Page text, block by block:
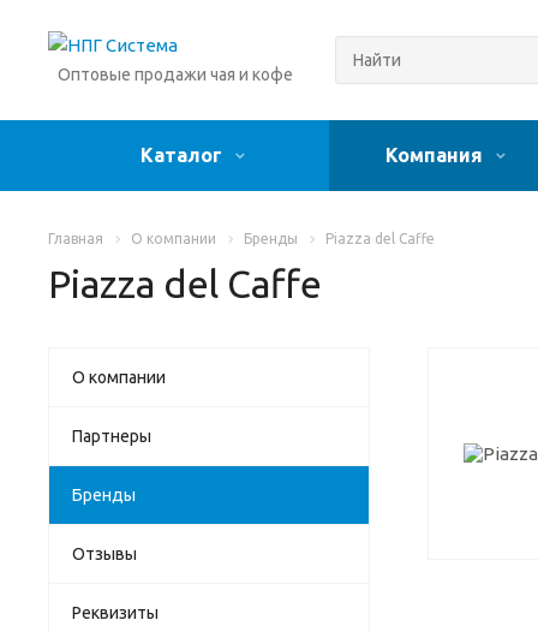
Оптовые продажи чая и кофе
Каталог Компания
Главная О компании Бренды Piazza del Caffe
Piazza del Caffe
О компании
Партнеры
Бренды
Отзывы
Реквизиты